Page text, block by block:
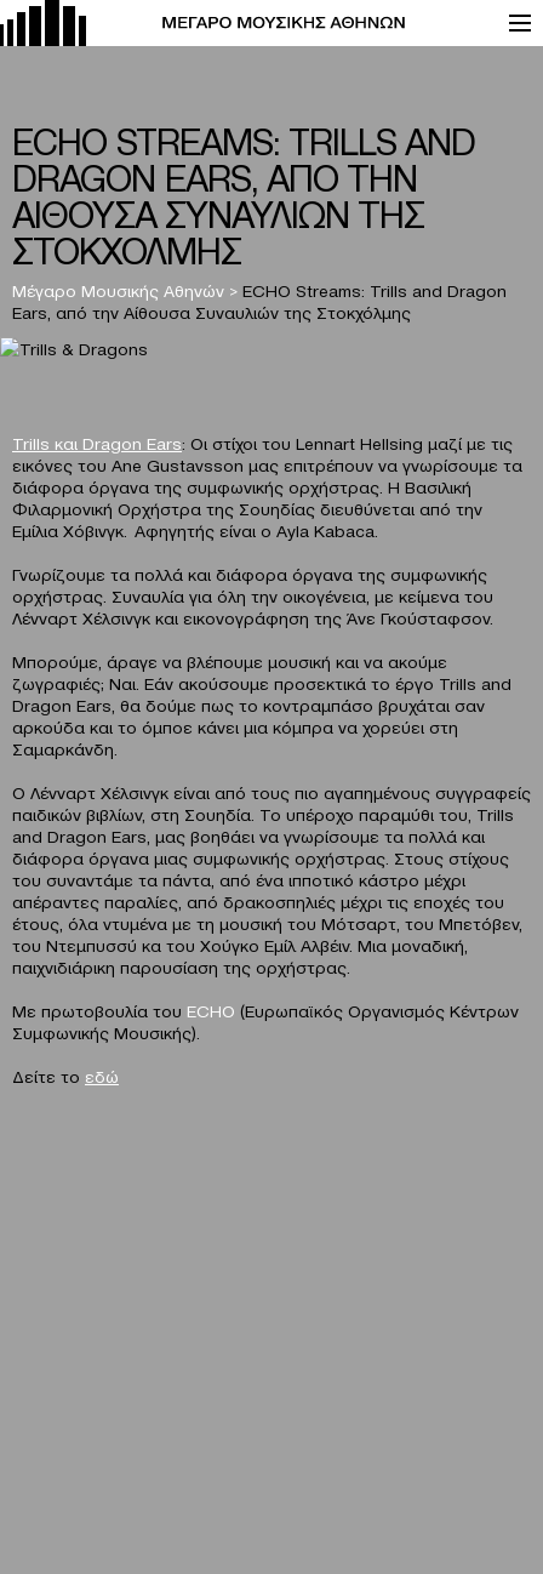
ECHO STREAMS: TRILLS AND
DRAGON EARS, ΑΠΟ ΤΗΝ
ΑΙΘΟΥΣΑ ΣΥΝΑΥΛΙΩΝ ΤΗΣ
ΣΤΟΚΧΟΛΜΗΣ
Μέγαρο Μουσικής Αθηνών > ECHO Streams: Trills and Dragon
Ears, από την Αίθουσα Συναυλιών της Στοκχόλμης
Trills και Dragon Ears: Οι στίχοι του Lennart Hellsing μαζί με τις
εικόνες του Ane Gustavsson μας επιτρέπουν να γνωρίσουμε τα
διάφορα όργανα της συμφωνικής ορχήστρας. Η Βασιλική
Φιλαρμονική Ορχήστρα της Σουηδίας διευθύνεται από την
Εμίλια Χόβινγκ. Αφηγητής είναι ο Ayla Kabaca.
Γνωρίζουμε τα πολλά και διάφορα όργανα της συμφωνικής
ορχήστρας. Συναυλία για όλη την οικογένεια, με κείμενα του
Λένναρτ Χέλσινγκ και εικονογράφηση της Άνε Γκούσταφσον.
Μπορούμε, άραγε να βλέπουμε μουσική και να ακούμε
ζωγραφιές; Ναι. Εάν ακούσουμε προσεκτικά το έργο Trills and
Dragon Ears, θα δούμε πως το κοντραμπάσο βρυχάται σαν
αρκούδα και το όμποε κάνει μια κόμπρα να χορεύει στη
Σαμαρκάνδη.
Ο Λένναρτ Χέλσινγκ είναι από τους πιο αγαπημένους συγγραφείς
παιδικών βιβλίων, στη Σουηδία. Το υπέροχο παραμύθι του, Trills
and Dragon Ears, μας βοηθάει να γνωρίσουμε τα πολλά και
διάφορα όργανα μιας συμφωνικής ορχήστρας. Στους στίχους
του συναντάμε τα πάντα, από ένα ιπποτικό κάστρο μέχρι
απέραντες παραλίες, από δρακοσπηλιές μέχρι τις εποχές του
έτους, όλα ντυμένα με τη μουσική του Μότσαρτ, του Μπετόβεν,
του Ντεμπυσσύ κα του Χούγκο Εμίλ Αλβέιν. Μια μοναδική,
παιχνιδιάρικη παρουσίαση της ορχήστρας.
Με πρωτοβουλία του ECHO (Ευρωπαϊκός Οργανισμός Κέντρων
Συμφωνικής Μουσικής).
Δείτε το εδώ